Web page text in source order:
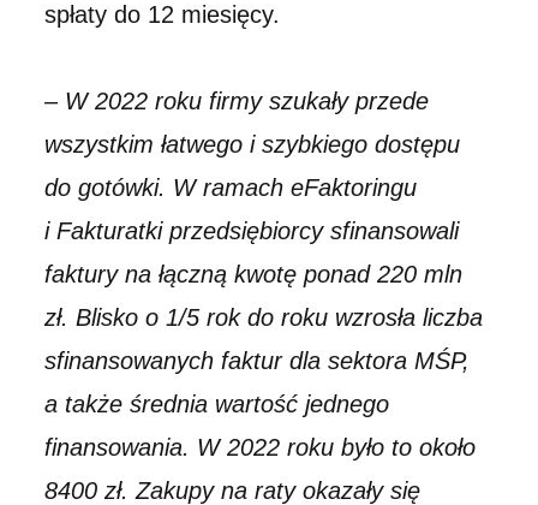
spłaty do 12 miesięcy.
– W 2022 roku firmy szukały przede
wszystkim łatwego i szybkiego dostępu
do gotówki. W ramach eFaktoringu
i Fakturatki przedsiębiorcy sfinansowali
faktury na łączną kwotę ponad 220 mln
zł. Blisko o 1/5 rok do roku wzrosła liczba
sfinansowanych faktur dla sektora MŚP,
a także średnia wartość jednego
finansowania. W 2022 roku było to około
8400 zł. Zakupy na raty okazały się